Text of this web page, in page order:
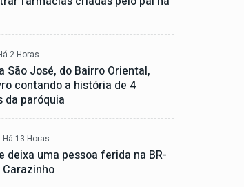
2 Horas
São José, do Bairro Oriental,
contando a história de 4
da paróquia
Há 13 Horas
deixa uma pessoa ferida na BR-